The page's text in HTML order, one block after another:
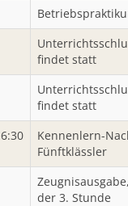
findet statt
findet statt
Kennenlern-
Fünftklässler
der 3. Stunde